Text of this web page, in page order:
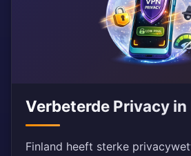
Verbeterde Privacy in
Finland heeft sterke